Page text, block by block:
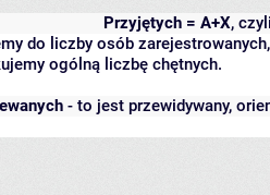
Przyjętych = A+X,
do liczby osób
ogólną liczbę chętnych.
- to jest przewidywany,